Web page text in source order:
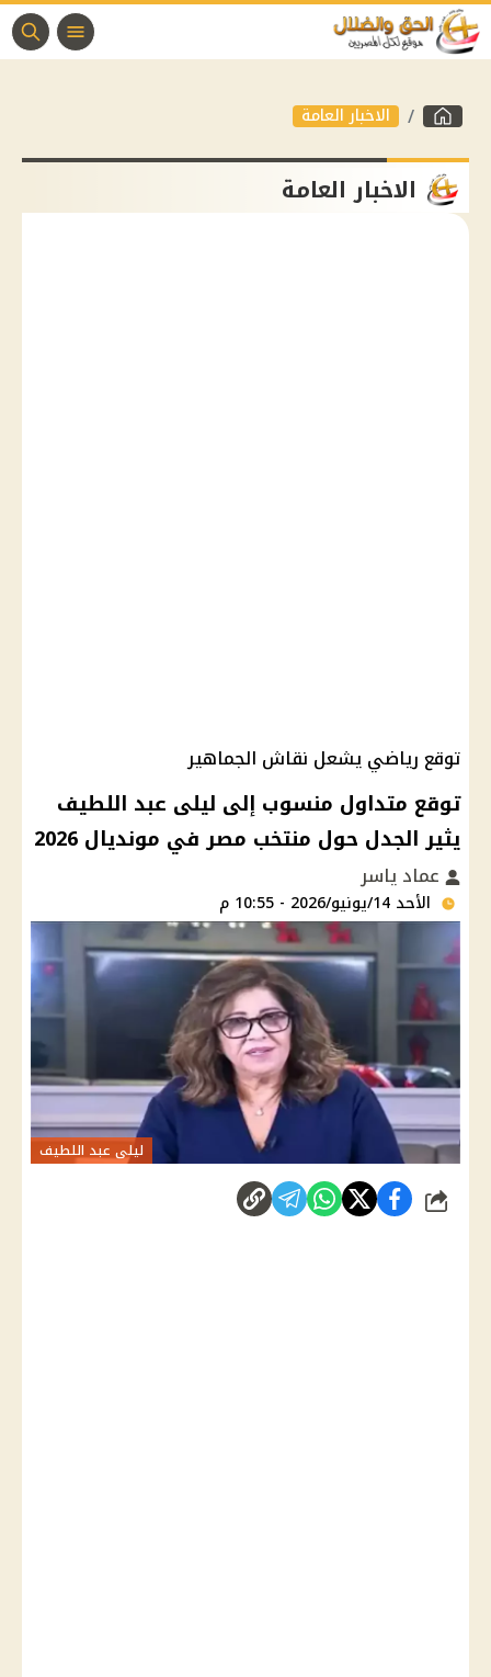
الاخبار العامة
الاخبار العامة
توقع رياضي يشعل نقاش الجماهير
توقع متداول منسوب إلى ليلى عبد اللطيف
يثير الجدل حول منتخب مصر في مونديال 2026
عماد ياسر
الأحد 14/يونيو/2026 - 10:55 م
ليلى عبد اللطيف
شارك